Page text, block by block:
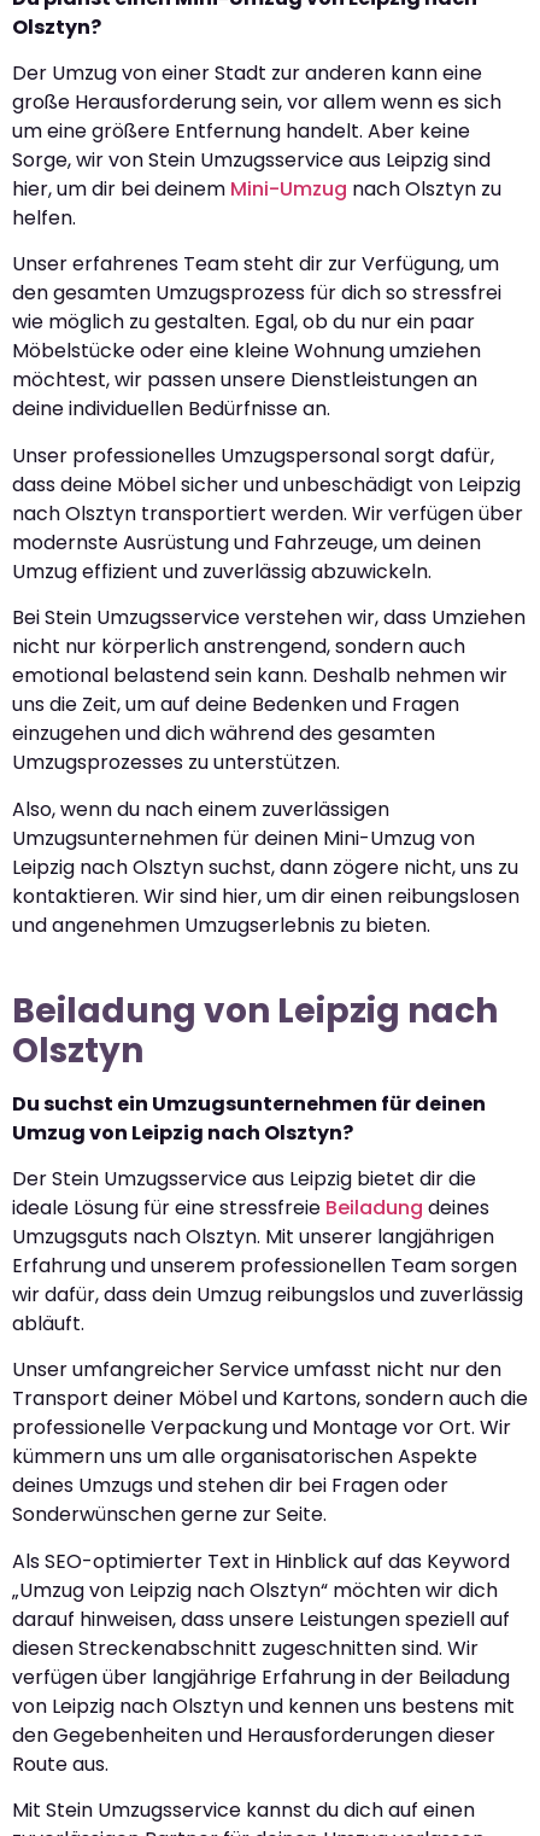
Olsztyn?
Der Umzug von einer Stadt zur anderen kann eine
große Herausforderung sein, vor allem wenn es sich
um eine größere Entfernung handelt. Aber keine
Sorge, wir von Stein Umzugsservice aus Leipzig sind
hier, um dir bei deinem Mini-Umzug nach Olsztyn zu
helfen.
Unser erfahrenes Team steht dir zur Verfügung, um
den gesamten Umzugsprozess für dich so stressfrei
wie möglich zu gestalten. Egal, ob du nur ein paar
Möbelstücke oder eine kleine Wohnung umziehen
möchtest, wir passen unsere Dienstleistungen an
deine individuellen Bedürfnisse an.
Unser professionelles Umzugspersonal sorgt dafür,
dass deine Möbel sicher und unbeschädigt von Leipzig
nach Olsztyn transportiert werden. Wir verfügen über
modernste Ausrüstung und Fahrzeuge, um deinen
Umzug effizient und zuverlässig abzuwickeln.
Bei Stein Umzugsservice verstehen wir, dass Umziehen
nicht nur körperlich anstrengend, sondern auch
emotional belastend sein kann. Deshalb nehmen wir
uns die Zeit, um auf deine Bedenken und Fragen
einzugehen und dich während des gesamten
Umzugsprozesses zu unterstützen.
Also, wenn du nach einem zuverlässigen
Umzugsunternehmen für deinen Mini-Umzug von
Leipzig nach Olsztyn suchst, dann zögere nicht, uns zu
kontaktieren. Wir sind hier, um dir einen reibungslosen
und angenehmen Umzugserlebnis zu bieten.
Beiladung von Leipzig nach
Olsztyn
Du suchst ein Umzugsunternehmen für deinen
Umzug von Leipzig nach Olsztyn?
Der Stein Umzugsservice aus Leipzig bietet dir die
ideale Lösung für eine stressfreie Beiladung deines
Umzugsguts nach Olsztyn. Mit unserer langjährigen
Erfahrung und unserem professionellen Team sorgen
wir dafür, dass dein Umzug reibungslos und zuverlässig
abläuft.
Unser umfangreicher Service umfasst nicht nur den
Transport deiner Möbel und Kartons, sondern auch die
professionelle Verpackung und Montage vor Ort. Wir
kümmern uns um alle organisatorischen Aspekte
deines Umzugs und stehen dir bei Fragen oder
Sonderwünschen gerne zur Seite.
Als SEO-optimierter Text in Hinblick auf das Keyword
„Umzug von Leipzig nach Olsztyn“ möchten wir dich
darauf hinweisen, dass unsere Leistungen speziell auf
diesen Streckenabschnitt zugeschnitten sind. Wir
verfügen über langjährige Erfahrung in der Beiladung
von Leipzig nach Olsztyn und kennen uns bestens mit
den Gegebenheiten und Herausforderungen dieser
Route aus.
Mit Stein Umzugsservice kannst du dich auf einen